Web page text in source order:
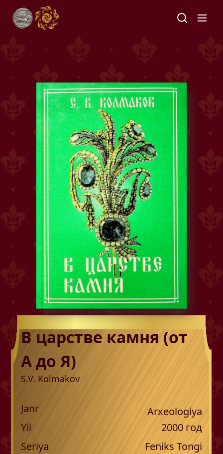
В царстве камня (от
А до Я)
S.V. Kolmakov
Janr
Arxeologiya
Yil
2000год
Seriya
Feniks Tongi